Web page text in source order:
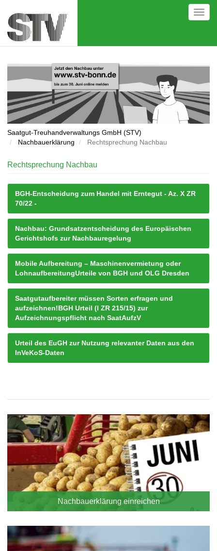
zum
Inhalt
Saatgut-Treuhandverwaltungs GmbH (STV)
Nachbauerklärung
Rechtsprechung Nachbau
Rechtsprechung Nachbau
BGH-Entscheidung zum Handel mit Erntegut - Az. X ZR
70/22 -
Nachbau: Grundsatzentscheidung des Europäischen
Gerichtshofs zur Nachbauregelung
Mobile Aufbereitung – Maschinenvermietung oder
LohnaufbereitungUrteile von BGH und OLG Dresden
Saatgutaufbereiter müssen Sorten erfragen und
aufzeichnen!BGH Urteil (I ZR 215/15) zur
Aufzeichnungspflicht nach SaatAufzV
Urteil des EuGH zur Nutzung relevanter Daten aus den
InVeKoS-Daten
Blocknavigation
NBE
Nachbauerklärung einreichen